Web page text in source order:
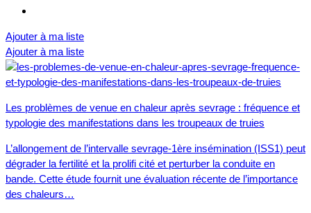
Ajouter à ma liste
Ajouter à ma liste
Les problèmes de venue en chaleur après sevrage : fréquence et
typologie des manifestations dans les troupeaux de truies
L’allongement de l’intervalle sevrage-1ère insémination (ISS1) peut
dégrader la fertilité et la prolifi cité et perturber la conduite en
bande. Cette étude fournit une évaluation récente de l’importance
des chaleurs…